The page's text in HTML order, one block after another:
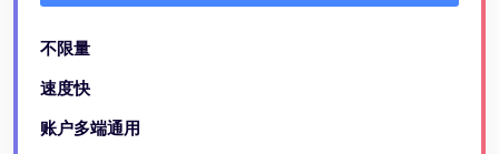
不限量
速度快
账户多端通用